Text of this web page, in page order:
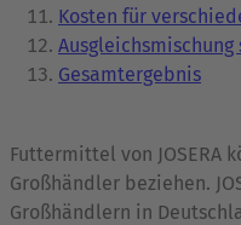
Kosten für
Gesamtergebnis
Futtermittel von JOSERA
Großhändler beziehen.
Großhändlern in